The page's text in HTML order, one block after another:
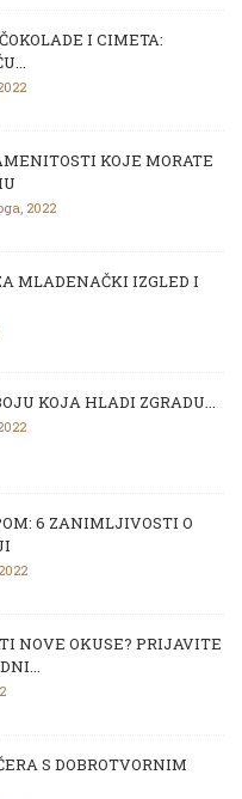
I CIMETA:
KOJE MORATE
2022
MLADENAČKI IZGLED I
KOJA HLADI ZGRADU...
6 ZANIMLJIVOSTI O
NOVE OKUSE? PRIJAVITE
S DOBROTVORNIM